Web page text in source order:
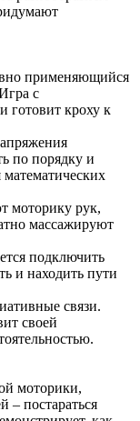
применяющийся
с
кроху к
по порядку и
моторику рук,
массажируют
подключить
и находить пути
связи.
своей
моторики,
– постараться